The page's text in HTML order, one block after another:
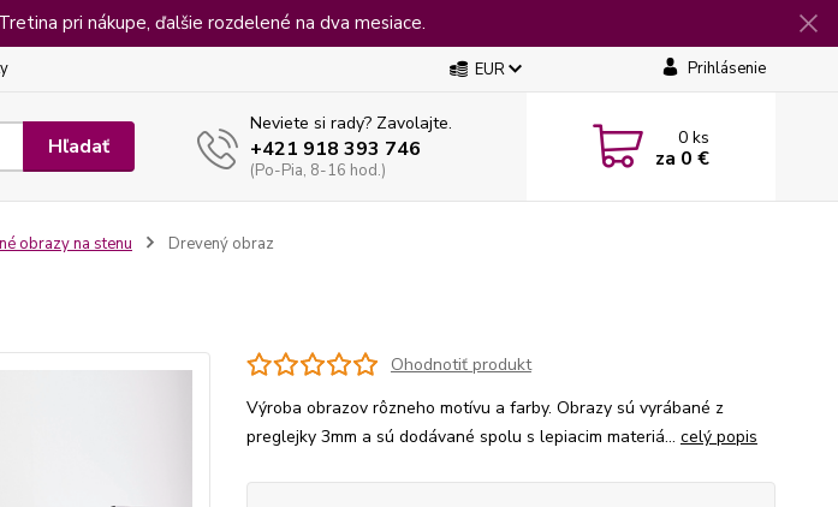
pri nákupe, ďalšie rozdelené na dva mesiace.
EUR Prihlásenie
Hľadať
Neviete si rady? Zavolajte.
+421 918 393 746
(Po-Pia, 8-16 hod.)
0ks
za 0 €
obrazy na stenu Drevený obraz
Ohodnotiť produkt
Výroba obrazov rôzneho motívu a farby. Obrazy sú vyrábané z
preglejky 3mm a sú dodávané spolu s lepiacim materiá... celý popis